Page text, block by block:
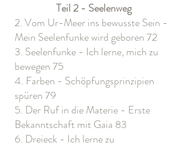
Teil 2 - Seelenweg
2. Vom Ur-Meer ins bewusste Sein -
Mein Seelenfunke wird geboren 72
3. Seelenfunke - Ich lerne, mich zu
bewegen 75
4. Farben - Schöpfungsprinzipien
spüren 79
5. Der Ruf in die Materie - Erste
Bekanntschaft mit Gaia 83
6. Dreieck - Ich lerne zu